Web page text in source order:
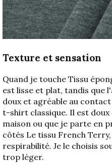
Texture et sensation
Quand je touche Tissu
est lisse et plat, tandis que
doux et agréable au
t-shirt classique. Il est
maison ou que je parte en
côtés Le tissu French
respirabilité. Je le choisis
trop léger.